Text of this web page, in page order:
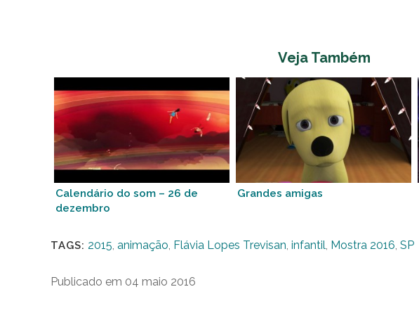
Veja Também
Calendário do som – 26 de
dezembro
Grandes amigas
TAGS: 2015 animação Flávia Lopes Trevisan infantil Mostra 2016 SP
Publicado em 04 maio 2016